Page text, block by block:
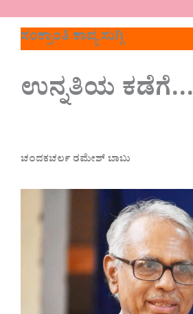
ಸಂಕ್ರಾಂತಿ ಕಾವ್ಯ ಸುಗ್ಗಿ
ಉನ್ನತಿಯ ಕಡೆಗೆ…
ಚಂದಕಚರ್ಲ ರಮೇಶ್ ಬಾಬು